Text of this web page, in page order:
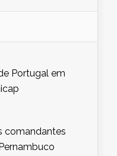
Portugal em
comandantes